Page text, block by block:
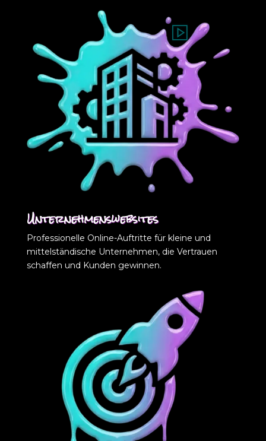
Unternehmenswebsites
Professionelle Online-Auftritte für kleine und
mittelständische Unternehmen, die Vertrauen
schaffen und Kunden gewinnen.